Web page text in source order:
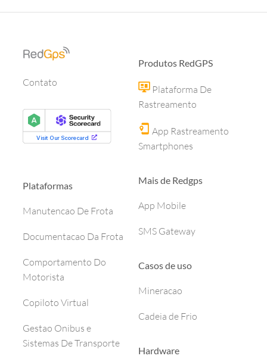
Contato
Plataformas
Manutencao De Frota
Documentacao Da Frota
Comportamento Do
Motorista
Copiloto Virtual
Gestao Onibus e
Sistemas De Transporte
Produtos RedGPS
Plataforma De
Rastreamento
App Rastreamento
Smartphones
Mais de Redgps
App Mobile
SMS Gateway
Casos de uso
Mineracao
Cadeia de Frio
Hardware